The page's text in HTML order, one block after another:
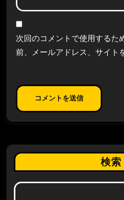
次回のコメントで使用するた
前、メールアドレス、サイト
検索